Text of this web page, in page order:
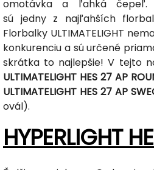
omotávka a ľahká čepeľ.
sú jedny z najľahších
Florbalky ULTIMATELIGHT
konkurenciu a sú určené
skrátka to najlepšie! V tejto
ULTIMATELIGHT HES 27 AP
ULTIMATELIGHT HES 27 AP
ovál).
HYPERLIGHT